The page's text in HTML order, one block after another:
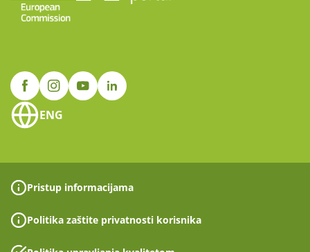
ENG
Pristup informacijama
Politika zaštite privatnosti korisnika